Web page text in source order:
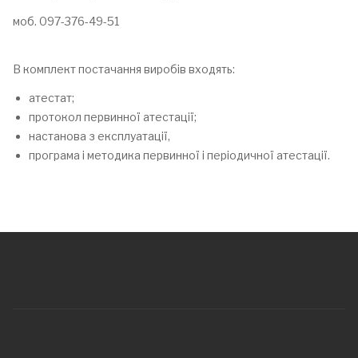
моб. 097-376-49-51
В комплект постачання виробів входять:
атестат;
протокол первинної атестації;
настанова з експлуатації,
програма і методика первинної і періодичної атестації.